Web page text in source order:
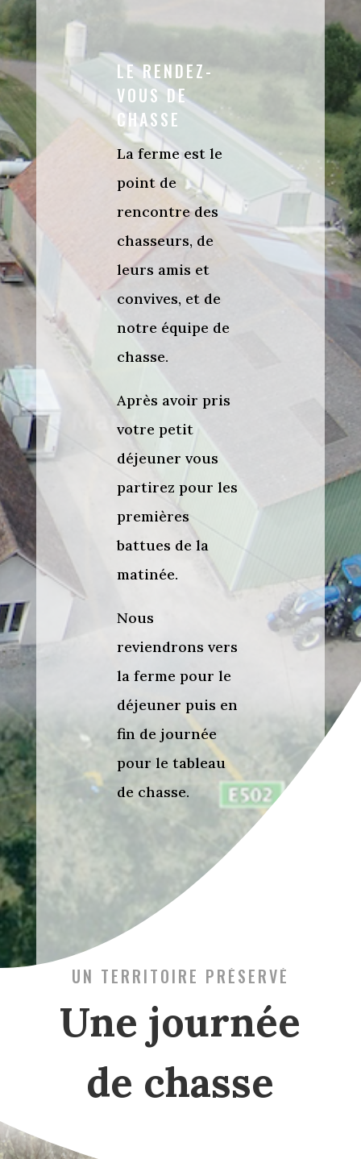
LE RENDEZ-
VOUS DE
CHASSE
La ferme est le
point de
rencontre des
chasseurs, de
leurs amis et
convives, et de
notre équipe de
chasse.
Après avoir pris
votre petit
déjeuner vous
partirez pour les
premières
battues de la
matinée.
Nous
reviendrons vers
la ferme pour le
déjeuner puis en
fin de journée
pour le tableau
de chasse.
UN TERRITOIRE PRÉSERVÉ
Une journée
de chasse